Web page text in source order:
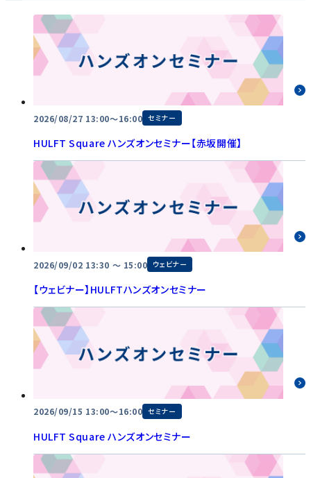
2026/08/27 13:00～16:00 セミナー
HULFT Square ハンズオンセミナー【赤坂開催】
2026/09/02 13:30 〜 15:00 ウェビナー
【ウェビナー】HULFTハンズオンセミナー
2026/09/15 13:00～16:00 セミナー
HULFT Square ハンズオンセミナー